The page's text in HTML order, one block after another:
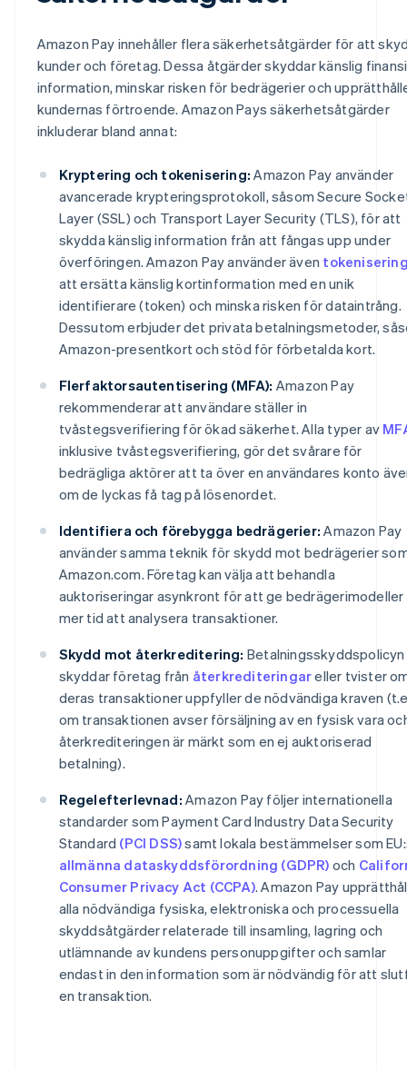
Amazon Pay innehåller flera säkerhetsåtgärder för att
kunder och företag. Dessa åtgärder skyddar känslig
information, minskar risken för bedrägerier och
kundernas förtroende. Amazon Pays säkerhetsåtgärder
inkluderar bland annat:
Kryptering och tokenisering: Amazon Pay använder
avancerade krypteringsprotokoll, såsom Secure
Layer (SSL) och Transport Layer Security (TLS), för att
skydda känslig information från att fångas upp under
överföringen. Amazon Pay använder även
att ersätta känslig kortinformation med en unik
identifierare (token) och minska risken för dataintrång.
Dessutom erbjuder det privata betalningsmetoder,
Amazon-presentkort och stöd för förbetalda kort.
Flerfaktorsautentisering (MFA): Amazon Pay
rekommenderar att användare ställer in
tvåstegsverifiering för ökad säkerhet. Alla typer av
inklusive tvåstegsverifiering, gör det svårare för
bedrägliga aktörer att ta över en användares konto
om de lyckas få tag på lösenordet.
Identifiera och förebygga bedrägerier: Amazon Pay
använder samma teknik för skydd mot bedrägerier
Amazon.com. Företag kan välja att behandla
auktoriseringar asynkront för att ge bedrägerimodeller
mer tid att analysera transaktioner.
Skydd mot återkreditering: Betalningsskyddspolicyn
skyddar företag från återkrediteringareller tvister
deras transaktioner uppfyller de nödvändiga kraven
om transaktionen avser försäljning av en fysisk vara
återkrediteringen är märkt som en ej auktoriserad
betalning).
Regelefterlevnad: Amazon Pay följer internationella
standarder som Payment Card Industry Data Security
Standard (PCI DSS)samt lokala bestämmelser som
allmänna dataskyddsförordning (GDPR) och
Consumer Privacy Act (CCPA). Amazon Pay
alla nödvändiga fysiska, elektroniska och processuella
skyddsåtgärder relaterade till insamling, lagring och
utlämnande av kundens personuppgifter och samlar
endast in den information som är nödvändig för att
en transaktion.